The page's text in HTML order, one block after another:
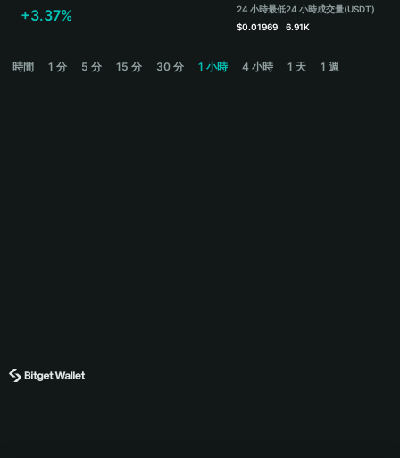
Español
+3.37%
24 小時最低
$0.01969
24 小時成交量(USDT)
6.91K
時間 1 分 5 分 15 分 30 分 1 小時 4 小時 1 天 1 週